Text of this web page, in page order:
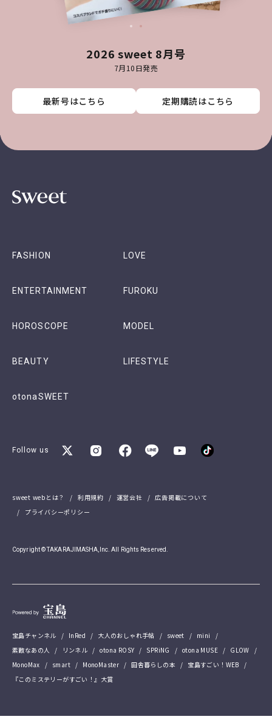
2026 sweet 8月号
7月10日発売
最新号はこちら 定期購読はこちら
最新号はこちら 定期購読はこちら
最新号はこちら 定期購読はこちら
最新号はこちら 定期購読はこちら
FASHION LOVE
ENTERTAINMENT FUROKU
HOROSCOPE MODEL
BEAUTY LIFESTYLE
otonaSWEET
Follow us
sweet webとは？ 利用規約 運営会社
広告掲載について
プライバシーポリシー
Copyright © TAKARAJIMASHA,Inc. All Rights Reserved.
宝島チャンネル InRed 大人のおしゃれ手帖 sweet
mini
素敵なあの人
リンネル otona ROSY SPRiNG otona MUSE
GLOW
MonoMax
smart MonoMaster 田舎暮らしの本
宝島すごい！WEB
『このミステリーがすごい！』大賞